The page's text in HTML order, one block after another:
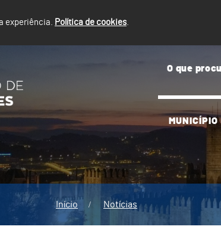
experiência. Política de cookies.
MUNICÍPIO
Início Notícias